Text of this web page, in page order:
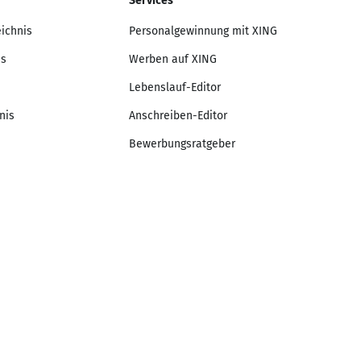
Personalgewinnung mit XING
Werben auf XING
Lebenslauf-Editor
Anschreiben-Editor
Bewerbungsratgeber